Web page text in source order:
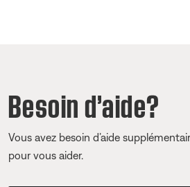
Besoin d’aide?
Vous avez besoin d’aide
pour vous aider.